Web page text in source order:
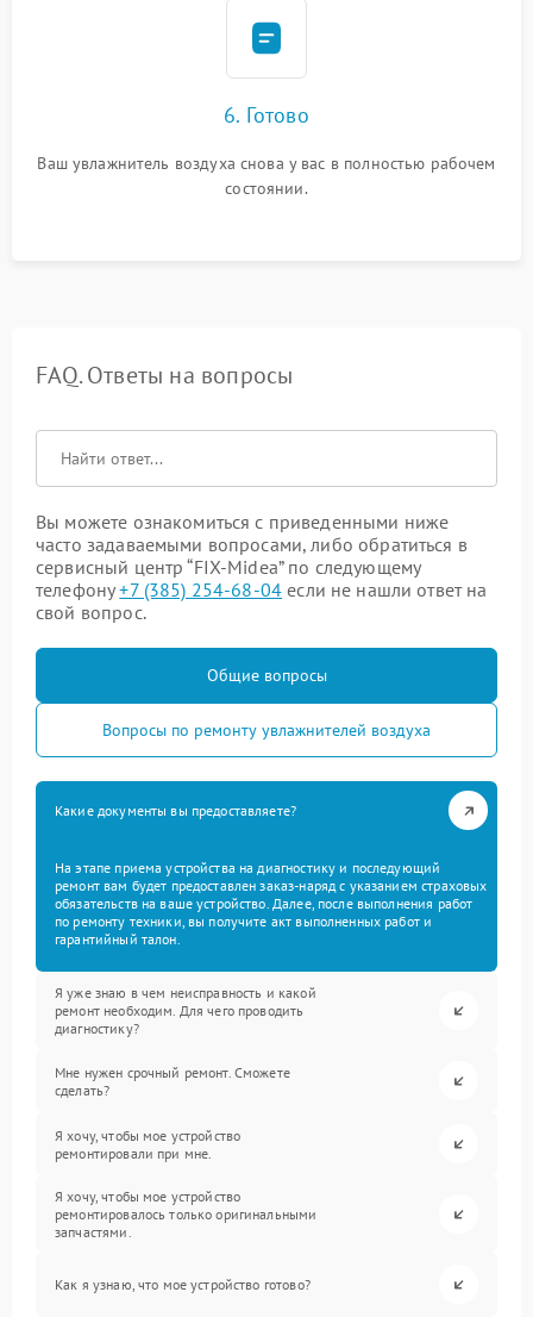
6. Готово
Ваш увлажнитель воздуха снова у вас в полностью рабочем
состоянии.
FAQ. Ответы на вопросы
Вы можете ознакомиться с приведенными ниже
часто задаваемыми вопросами, либо обратиться в
сервисный центр “FIX-Midea” по следующему
телефону+7 (385) 254-68-04 если не нашли ответ на
свой вопрос.
Общие вопросы
Вопросы по ремонту увлажнителей воздуха
Какие документы вы предоставляете?
На этапе приема устройства на диагностику и последующий
ремонт вам будет предоставлен заказ-наряд с указанием страховых
обязательств на ваше устройство. Далее, после выполнения работ
по ремонту техники, вы получите акт выполненных работ и
гарантийный талон.
Я уже знаю в чем неисправность и какой
ремонт необходим. Для чего проводить
диагностику?
Мне нужен срочный ремонт. Сможете
сделать?
Я хочу, чтобы мое устройство
ремонтировали при мне.
Я хочу, чтобы мое устройство
ремонтировалось только оригинальными
запчастями.
Как я узнаю, что мое устройство готово?